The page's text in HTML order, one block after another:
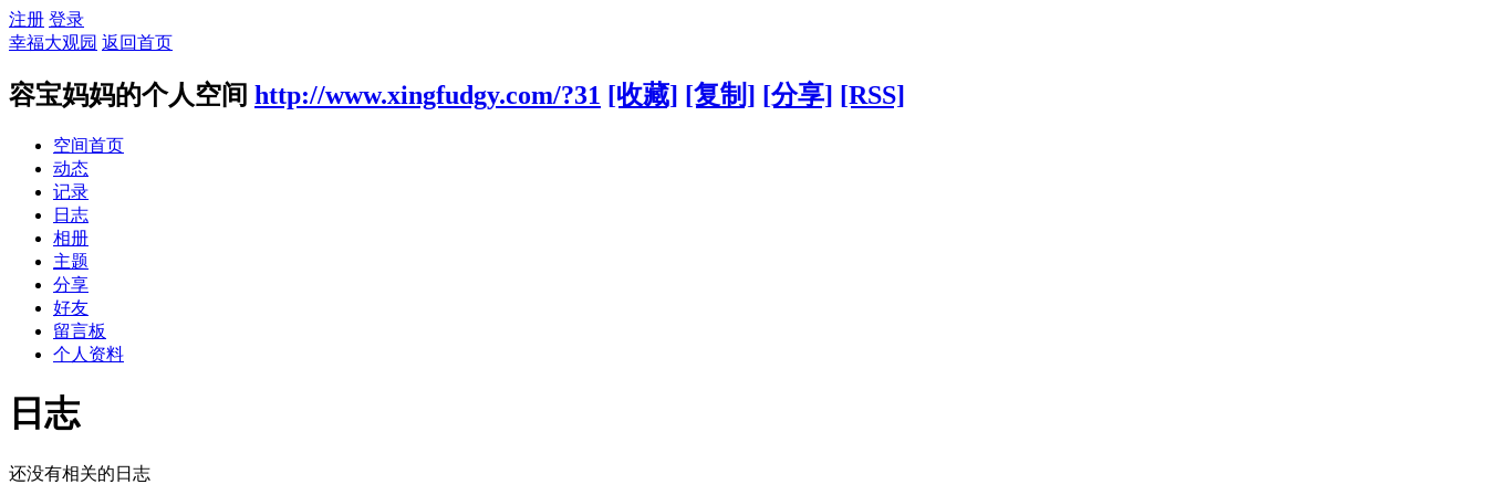
注册 登录
幸福大观园 返回首页
容宝妈妈的个人空间 http://www.xingfudgy.com/?31 [收藏] [复制] [分享] [RSS]
空间首页
动态
记录
日志
相册
主题
分享
好友
留言板
个人资料
日志
还没有相关的日志